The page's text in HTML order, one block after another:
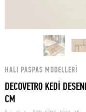
HALI PASPAS MODELLERI
DECOVETRO KEDİ
CM